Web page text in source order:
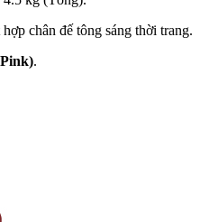
chân đế tông sáng thời trang.
.